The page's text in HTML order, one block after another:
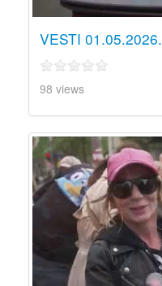
VESTI 01.05.2026.
98 views